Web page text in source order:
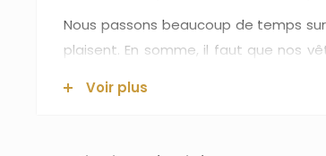
Nous passons beaucoup de temps
plaisent. En somme, il faut que nos
Voir plus